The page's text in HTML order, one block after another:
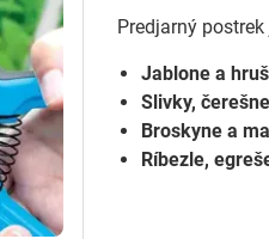
Predjarný
Jablone a
Slivky,
Broskyne a
Ríbezle,